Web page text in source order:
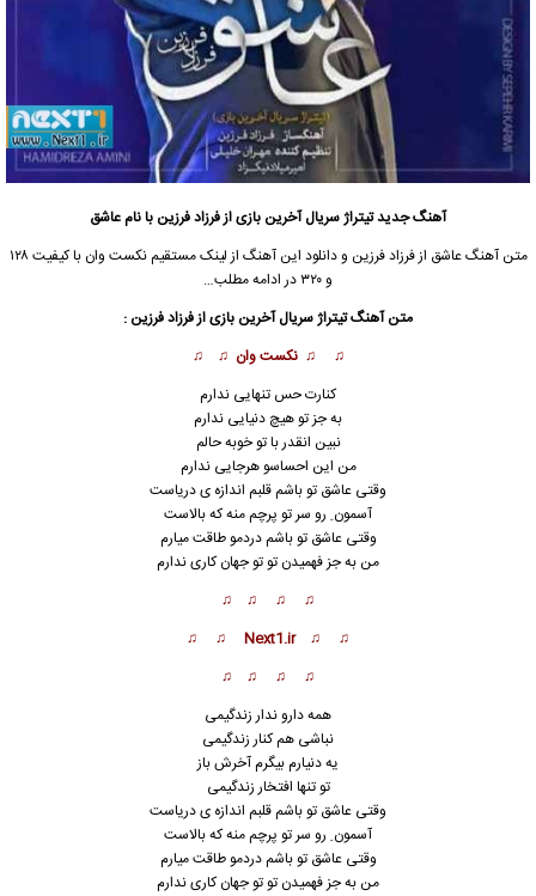
آهنگ جدید تیتراژ سریال آخرین بازی از فرزاد فرزین با نام عاشق
متن آهنگ عاشق از فرزاد فرزین و دانلود این آهنگ از لینک مستقیم نکست وان با کیفیت ۱۲۸
و ۳۲۰ در ادامه مطلب…
متن آهنگ تیتراژ سریال آخرین بازی از فرزاد فرزین :
♫ ♫نکست وان ♫ ♫
کنارت حس تنهایی ندارم
به جز تو هیچ دنیایی ندارم
نبین انقدر با تو خوبه حالم
من این احساسو هرجایی ندارم
وقتی عاشق تو باشم قلبم اندازه ی دریاست
آسمون ِ رو سر تو پرچم منه که بالاست
وقتی عاشق تو باشم دردمو طاقت میارم
من به جز فهمیدن تو تو جهان کاری ندارم
♫ ♫ ♫ ♫
♫ ♫ Next1.ir ♫ ♫
♫ ♫ ♫ ♫
همه دارو ندار زندگیمی
نباشی هم کنار زندگیمی
یه دنیارم بیگرم آخرش باز
تو تنها افتخار زندگیمی
وقتی عاشق تو باشم قلبم اندازه ی دریاست
آسمون ِ رو سر تو پرچم منه که بالاست
وقتی عاشق تو باشم دردمو طاقت میارم
من به جز فهمیدن تو تو جهان کاری ندارم